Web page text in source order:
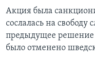
Акция была
сослалась на свободу
предыдущее решение
было отменено